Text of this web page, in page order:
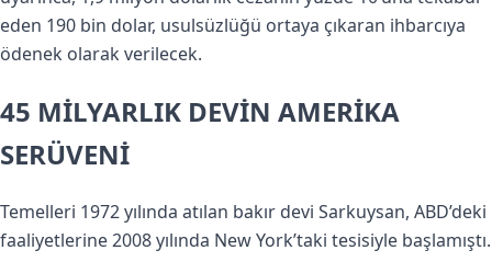
eden 190 bin dolar, usulsüzlüğü ortaya çıkaran ihbarcıya
ödenek olarak verilecek.
45 MİLYARLIK DEVİN AMERİKA
SERÜVENİ
Temelleri 1972 yılında atılan bakır devi Sarkuysan, ABD’deki
faaliyetlerine 2008 yılında New York’taki tesisiyle başlamıştı.